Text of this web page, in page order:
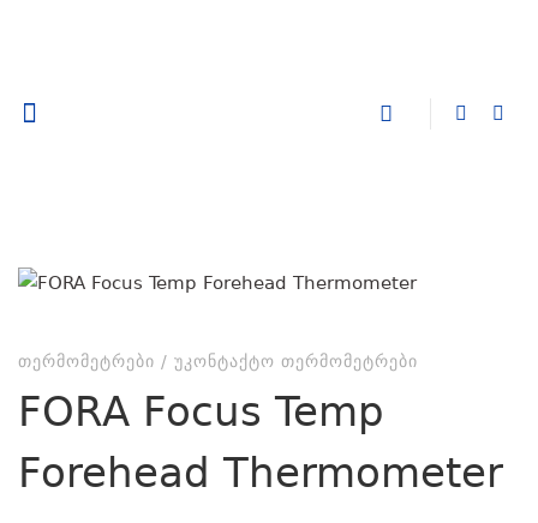
ᲗᲔᲠᲛᲝᲛᲔᲢᲠᲔᲑᲘ / ᲣᲙᲝᲜᲢᲐᲥᲢᲝ ᲗᲔᲠᲛᲝᲛᲔᲢᲠᲔᲑᲘ
FORA Focus Temp
Forehead Thermometer